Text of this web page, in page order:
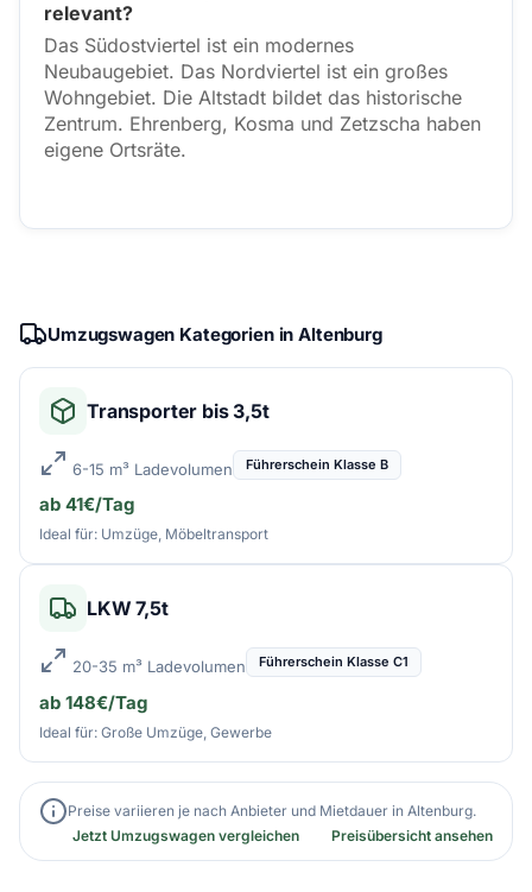
relevant?
Das Südostviertel ist ein modernes
Neubaugebiet. Das Nordviertel ist ein großes
Wohngebiet. Die Altstadt bildet das historische
Zentrum. Ehrenberg, Kosma und Zetzscha haben
eigene Ortsräte.
Umzugswagen Kategorien in Altenburg
Transporter bis 3,5t
6-15 m³ Ladevolumen Führerschein Klasse B
ab 41€/Tag
Ideal für: Umzüge, Möbeltransport
LKW 7,5t
20-35 m³ Ladevolumen Führerschein Klasse C1
ab 148€/Tag
Ideal für: Große Umzüge, Gewerbe
Preise variieren je nach Anbieter und Mietdauer in Altenburg.
Jetzt Umzugswagen vergleichen
Preisübersicht ansehen